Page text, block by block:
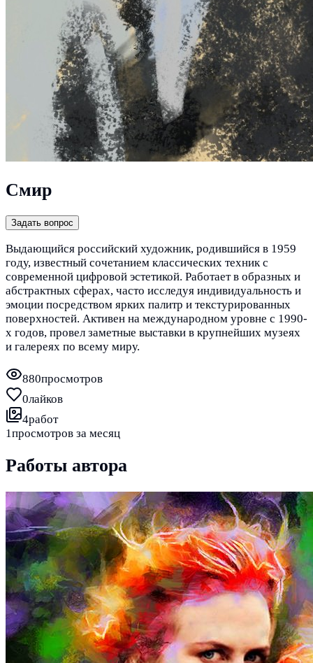
Смир
Задать вопрос
Выдающийся российский художник, родившийся в 1959
году, известный сочетанием классических техник с
современной цифровой эстетикой. Работает в образных и
абстрактных сферах, часто исследуя индивидуальность и
эмоции посредством ярких палитр и текстурированных
поверхностей. Активен на международном уровне с 1990-
х годов, провел заметные выставки в крупнейших музеях
и галереях по всему миру.
880просмотров
0лайков
4работ
1просмотров за месяц
Работы автора